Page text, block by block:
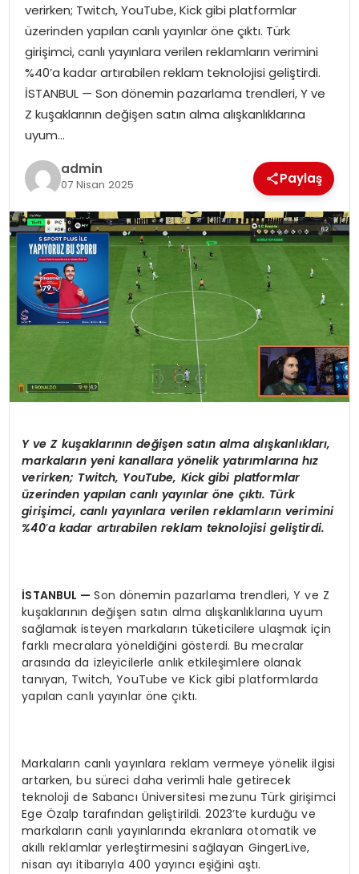
YAŞAM
verirken; Twitch, YouTube, Kick gibi platformlar
üzerinden yapılan canlı yayınlar öne çıktı. Türk
girişimci, canlı yayınlara verilen reklamların verimini
%40’a kadar artırabilen reklam teknolojisi geliştirdi.
İSTANBUL — Son dönemin pazarlama trendleri, Y ve
Z kuşaklarının değişen satın alma alışkanlıklarına
uyum…
admin
07 Nisan 2025 Paylaş
Y veZ kuşaklarının değişen satın alma alışkanlıkları,
markaların yeni kanallara yönelik yatırımlarına hız
verirken; Twitch, YouTube, Kick gibi platformlar
üzerinden yapılan canlı yayınlaröne çıktı. Türk
girişimci, canlı yayınlara verilen reklamların verimini
%40’a kadar artırabilen reklam teknolojisi geliştirdi.
İSTANBUL —Son dönemin pazarlama trendleri, Y ve Z
kuşaklarının değişen satın alma alışkanlıklarına uyum
sağlamak isteyen markaların tüketicilere ulaşmak için
farklı mecralara yöneldiğini gösterdi. Bu mecralar
arasında da izleyicilerle anlık etkileşimlere olanak
tanıyan, Twitch, YouTube ve Kick gibi platformlarda
yapılan canlı yayınlar öne çıktı.
Markaların canlı yayınlara reklam vermeye yönelik ilgisi
artarken, bu süreci daha verimli hale getirecek
teknoloji de Sabancı Üniversitesi mezunu Türk girişimci
Ege Özalp tarafından geliştirildi. 2023’te kurduğu ve
markaların canlı yayınlarında ekranlara otomatik ve
akıllı reklamlar yerleştirmesini sağlayan GingerLive,
nisan ayı itibarıyla 400 yayıncı eşiğini aştı.